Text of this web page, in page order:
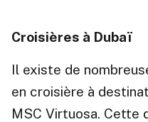
Croisières à Dubaï
Il existe de
en croisière à
MSC Virtuosa. Cette